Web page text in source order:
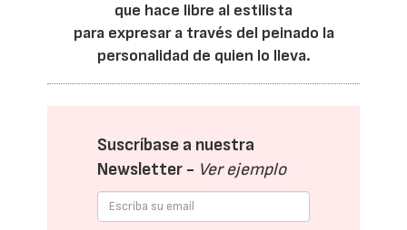
que hace libre al estilista
para expresar a través del peinado la
personalidad de quien lo lleva.
Suscríbase a nuestra
Newsletter - Ver ejemplo